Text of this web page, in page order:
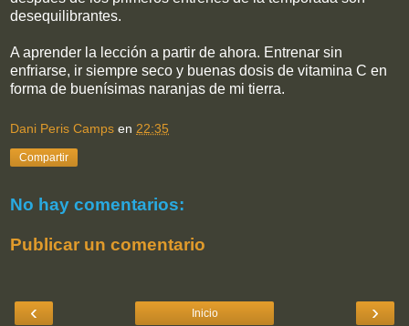
desequilibrantes.
A aprender la lección a partir de ahora. Entrenar sin
enfriarse, ir siempre seco y buenas dosis de vitamina C en
forma de buenísimas naranjas de mi tierra.
Dani Peris Camps en 22:35
Compartir
No hay comentarios:
Publicar un comentario
‹ ›
Inicio